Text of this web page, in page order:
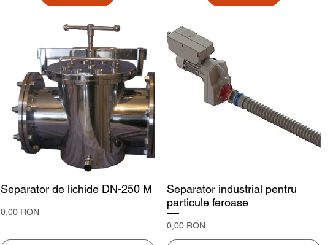
Separator de lichide DN-250 M
Preț
0,00 RON
Separator industrial pentru
particule feroase
Preț
0,00 RON